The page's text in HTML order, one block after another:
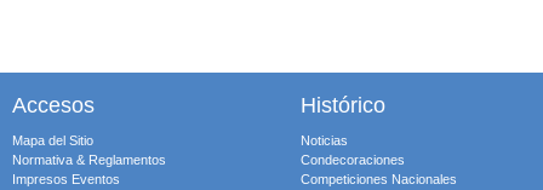
Accesos
Mapa del Sitio
Normativa & Reglamentos
Impresos Eventos
Histórico
Noticias
Condecoraciones
Competiciones Nacionales